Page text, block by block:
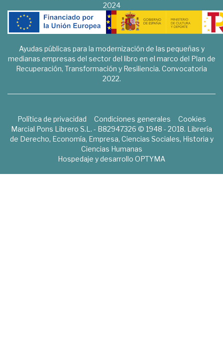
2024
Ayudas públicas para la modernización de las pequeñas y
medianas empresas del sector del libro en el marco del Plan de
Recuperación, Transformación y Resiliencia. Convocatoria
2022.
Política de privacidad Condiciones generales
Cookies
Marcial Pons Librero S.L. - B82947326 © 1948 - 2018. Librería
de Derecho, Economía, Empresa, Ciencias Sociales, Historia y
Ciencias Humanas
Hospedaje y desarrollo OPTYMA